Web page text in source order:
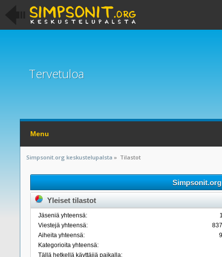
Tervetuloa
Menu
Simpsonit.org keskustelupalsta » Tilastot
Yleiset tilastot
Jäseniä yhteensä:
Viestejä yhteensä:
Aiheita yhteensä:
Kategorioita yhteensä:
Tällä hetkellä käyttäjiä paikalla: